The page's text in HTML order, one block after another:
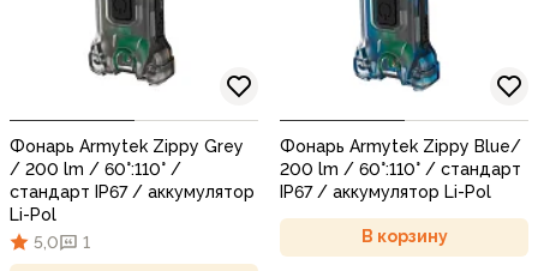
Фонарь Armytek Zippy Grey
/ 200 lm / 60°:110° /
стандарт IP67 / аккумулятор
Li-Pol
5,0
1
Фонарь Armytek Zippy Blue/
200 lm / 60°:110° / стандарт
IP67 / аккумулятор Li-Pol
В корзину